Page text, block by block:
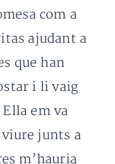
com a
ajudant a
que han
i li vaig
em va
junts a
m’hauria